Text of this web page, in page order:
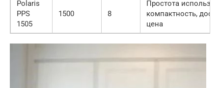
Polaris
PPS
1505
1500 8
Простота
компактность,
цена